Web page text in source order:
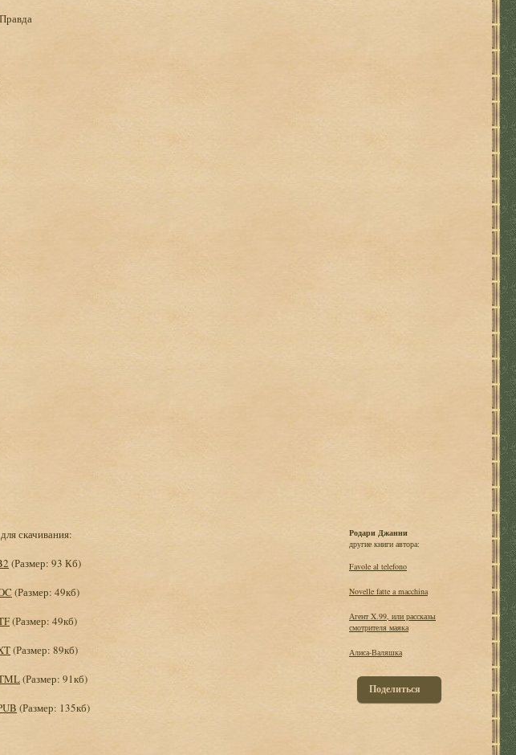
Правда
скачивания:
(Размер: 93 Кб)
(Размер: 49кб)
(Размер: 49кб)
(Размер: 89кб)
(Размер: 91кб)
(Размер: 135кб)
Родари Джанни
другие книги автора:
Favole al telefono
Novelle fatte a macchina
Агент X.99, или рассказы
смотрителя маяка
Алиса-Валяшка
Поделиться